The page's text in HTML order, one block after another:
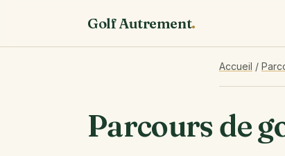
Golf Autrement.
Accueil /
Parcours de